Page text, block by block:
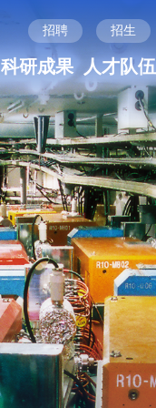
招聘 招生
科研成果 人才队伍